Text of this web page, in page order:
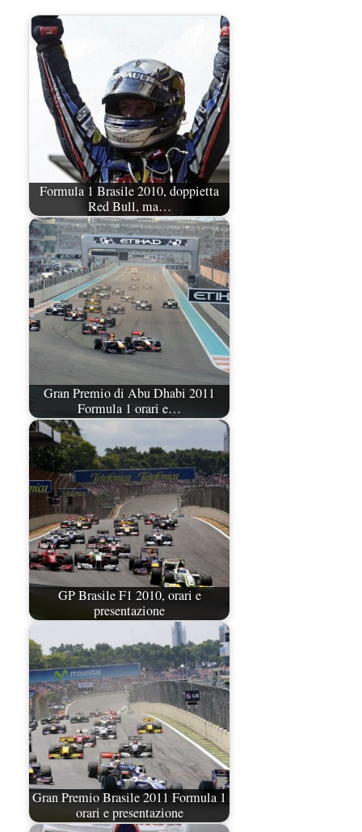
Formula 1 Brasile 2010, doppietta
Red Bull, ma…
Gran Premio di Abu Dhabi 2011
Formula 1 orari e…
GP Brasile F1 2010, orari e
presentazione
Gran Premio Brasile 2011 Formula 1
orari e presentazione